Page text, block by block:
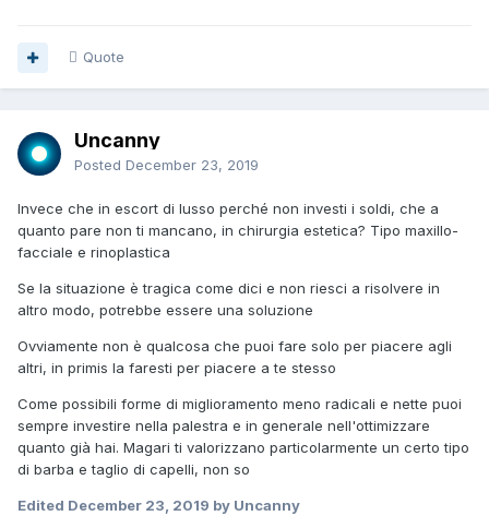
Quote
Uncanny
Posted December 23, 2019
Invece che in escort di lusso perché non investi i soldi, che a
quanto pare non ti mancano, in chirurgia estetica? Tipo maxillo-
facciale e rinoplastica
Se la situazione è tragica come dici e non riesci a risolvere in
altro modo, potrebbe essere una soluzione
Ovviamente non è qualcosa che puoi fare solo per piacere agli
altri, in primis la faresti per piacere a te stesso
Come possibili forme di miglioramento meno radicali e nette puoi
sempre investire nella palestra e in generale nell'ottimizzare
quanto già hai. Magari ti valorizzano particolarmente un certo tipo
di barba e taglio di capelli, non so
Edited December 23, 2019 by Uncanny